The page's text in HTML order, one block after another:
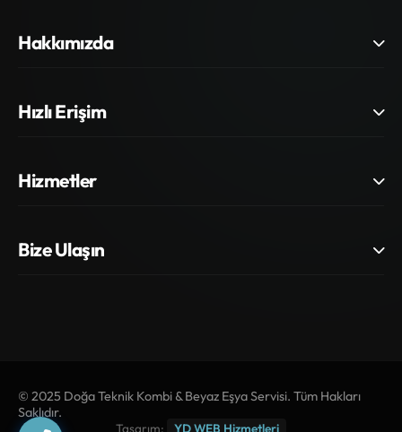
Hakkımızda
Hızlı Erişim
Hizmetler
Bize Ulaşın
© 2025 Doğa Teknik Kombi & Beyaz Eşya Servisi. Tüm Hakları
Saklıdır.
Tasarım:
YD WEB Hizmetleri